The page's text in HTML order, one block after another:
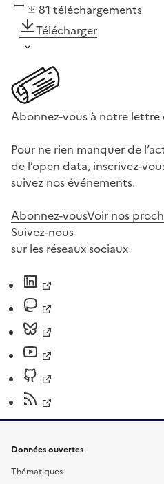
81 téléchargements
Télécharger
Abonnez-vous à notre
Pour ne rien manquer de
de l’open data, inscrivez-
suivez nos événements.
Abonnez-vousVoir nos
Suivez-nous
sur les réseaux sociaux
Données ouvertes
Thématiques